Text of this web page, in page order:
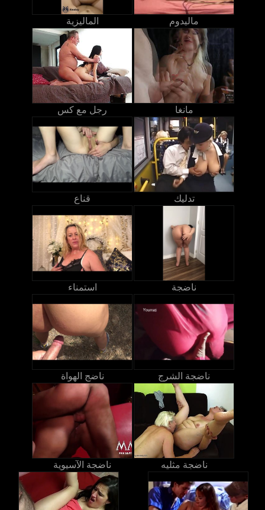
الماليزية ماليدوم
رجل مع كس مانغا
قناع تدليك
استمناء ناضجة
ناضج الهواة ناضجة الشرج
ناضجة الآسيوية ناضجة مثليه